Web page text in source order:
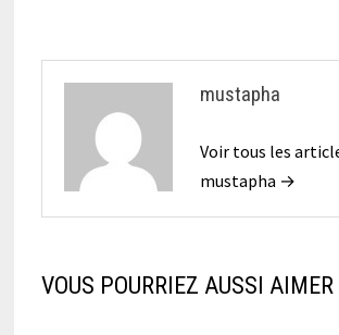
mustapha
Voir tous les
mustapha →
VOUS POURRIEZ AUSSI AIMER